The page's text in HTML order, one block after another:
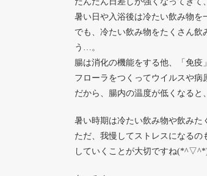
暑い日や入浴後は冷たい飲み物
でも、冷たい飲み物をたくさん
う…。
腸は消化の機能をする他、「免
フローラをつくってウイルスや病
だから、腸内の温度が低くなると
暑い時期は冷たい飲み物や飲み
ただ、我慢してストレスになる
していくことが大切ですね